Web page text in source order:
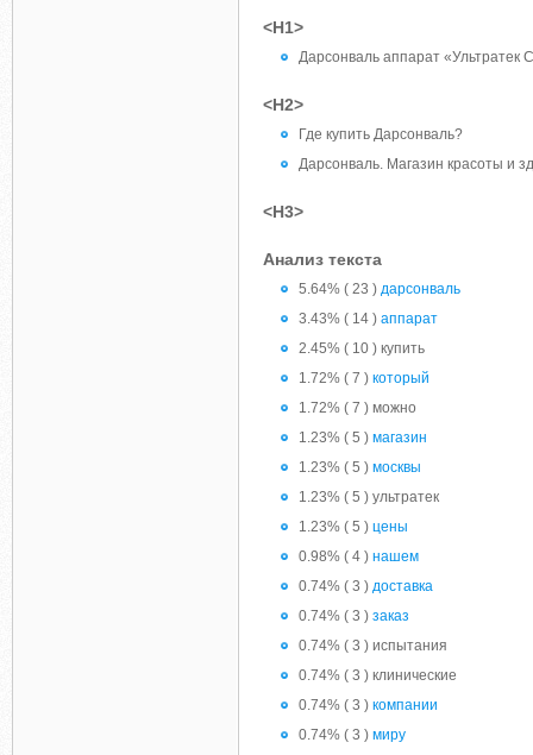
<H1>
Дарсонваль аппарат
<H2>
Где купить Дарсонваль?
Дарсонваль. Магазин красоты и
<H3>
Анализ текста
5.64% ( 23 ) дарсонваль
3.43% ( 14 ) аппарат
2.45% ( 10 ) купить
1.72% ( 7 ) который
1.72% ( 7 ) можно
1.23% ( 5 ) магазин
1.23% ( 5 ) москвы
1.23% ( 5 ) ультратек
1.23% ( 5 ) цены
0.98% ( 4 ) нашем
0.74% ( 3 ) доставка
0.74% ( 3 ) заказ
0.74% ( 3 ) испытания
0.74% ( 3 ) клинические
0.74% ( 3 ) компании
0.74% ( 3 ) миру